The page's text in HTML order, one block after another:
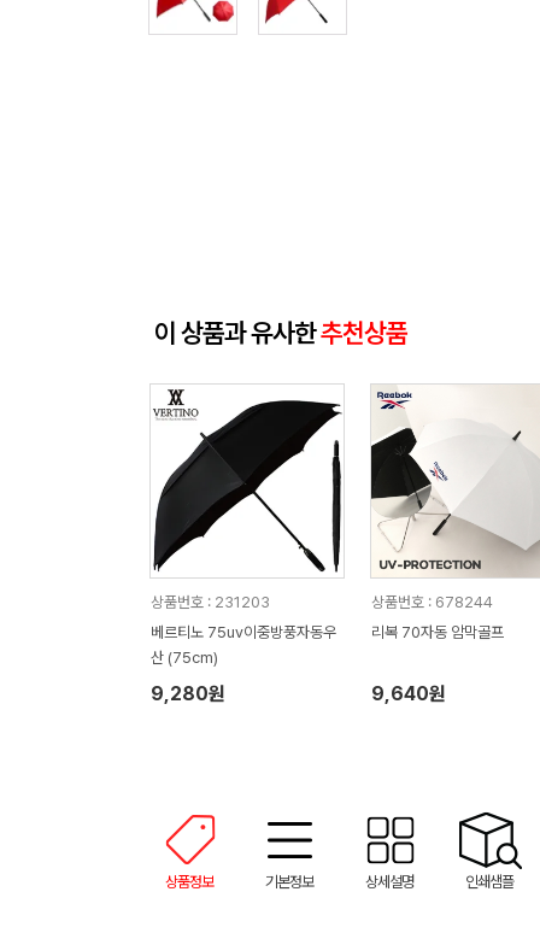
이 상품과 유사한추천상품
상품번호 : 231203
베르티노 75uv이중방풍자동우
산 (75cm)
9,280원
상품번호 : 678244
리복 70자동 암막골프
9,640원
상품정보 기본정보 상세설명 인쇄샘플